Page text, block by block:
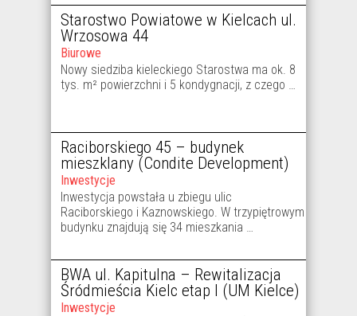
Starostwo Powiatowe w Kielcach ul.
Wrzosowa 44
Biurowe
Nowy siedziba kieleckiego Starostwa ma ok. 8
tys. m² powierzchni i 5 kondygnacji, z czego …
Raciborskiego 45 – budynek
mieszklany (Condite Development)
Inwestycje
Inwestycja powstała u zbiegu ulic
Raciborskiego i Kaznowskiego. W trzypiętrowym
budynku znajdują się 34 mieszkania …
BWA ul. Kapitulna – Rewitalizacja
Śródmieścia Kielc etap I (UM Kielce)
Inwestycje